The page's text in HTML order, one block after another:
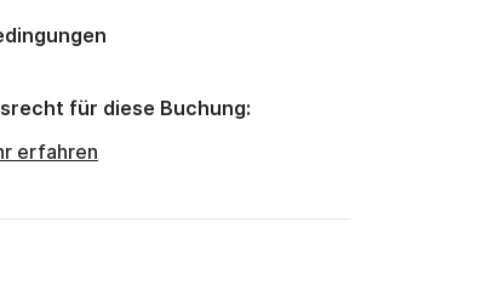
für diese Buchung:
erfahren